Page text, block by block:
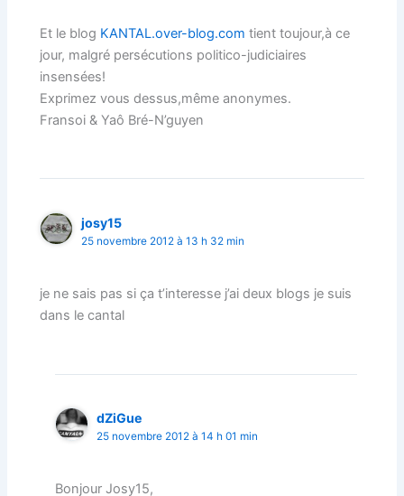
Et le blog KANTAL.over-blog.com tient toujour,à ce
jour, malgré persécutions politico-judiciaires
insensées!
Exprimez vous dessus,même anonymes.
Fransoi & Yaô Bré-N’guyen
josy15
25 novembre 2012 à 13 h 32 min
je ne sais pas si ça t’interesse j’ai deux blogs je suis
dans le cantal
dZiGue
25 novembre 2012 à 14 h 01 min
Bonjour Josy15,